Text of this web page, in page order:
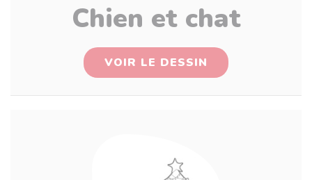
Chien et chat
VOIR LE DESSIN